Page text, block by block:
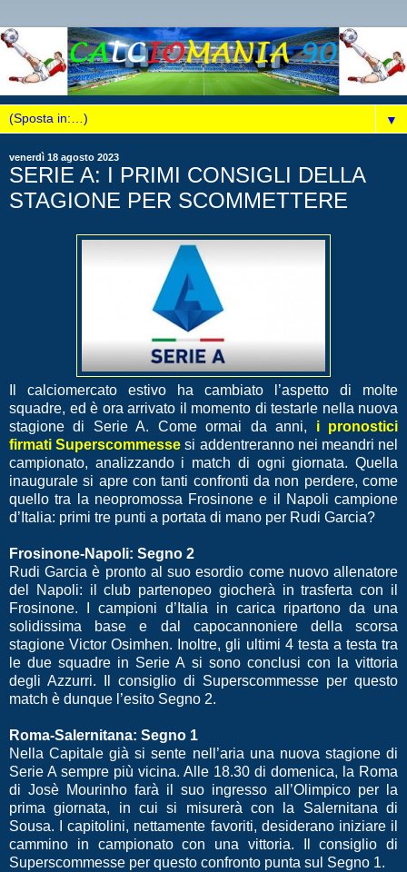
▼
venerdì 18 agosto 2023
SERIE A: I PRIMI CONSIGLI DELLA
STAGIONE PER SCOMMETTERE
Il calciomercato estivo ha cambiato l’aspetto di molte
squadre, ed è ora arrivato il momento di testarle nella nuova
stagione di Serie A. Come ormai da anni, i pronostici
firmati Superscommesse si addentreranno nei meandri nel
campionato, analizzando i match di ogni giornata. Quella
inaugurale si apre con tanti confronti da non perdere, come
quello tra la neopromossa Frosinone e il Napoli campione
d’Italia: primi tre punti a portata di mano per Rudi Garcia?
Frosinone-Napoli: Segno 2
Rudi Garcia è pronto al suo esordio come nuovo allenatore
del Napoli: il club partenopeo giocherà in trasferta con il
Frosinone. I campioni d’Italia in carica ripartono da una
solidissima base e dal capocannoniere della scorsa
stagione Victor Osimhen. Inoltre, gli ultimi 4 testa a testa tra
le due squadre in Serie A si sono conclusi con la vittoria
degli Azzurri. Il consiglio di Superscommesse per questo
match è dunque l’esito Segno 2.
Roma-Salernitana: Segno 1
Nella Capitale già si sente nell’aria una nuova stagione di
Serie A sempre più vicina. Alle 18.30 di domenica, la Roma
di Josè Mourinho farà il suo ingresso all’Olimpico per la
prima giornata, in cui si misurerà con la Salernitana di
Sousa. I capitolini, nettamente favoriti, desiderano iniziare il
cammino in campionato con una vittoria. Il consiglio di
Superscommesse per questo confronto punta sul Segno 1.